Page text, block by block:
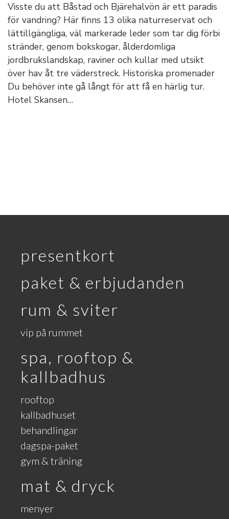
Visste du att Båstad och Bjärehalvön är ett paradis
för vandring? Här finns 13 olika naturreservat och
lättillgängliga, väl markerade leder som tar dig förbi
stränder, genom bokskogar, ålderdomliga
jordbrukslandskap, raviner och kullar med utsikt
över hav åt tre väderstreck. Historiska promenader
Du behöver inte gå långt för att få en härlig tur.
Hotel Skansen…
presentkort
paket & erbjudanden
rum & sviter
vip på rummet
spa, rooftop &
kallbadhus
rooftop
kallbadhuset
behandlingar
dagspa-paket
gym & träning
mat & dryck
menyer